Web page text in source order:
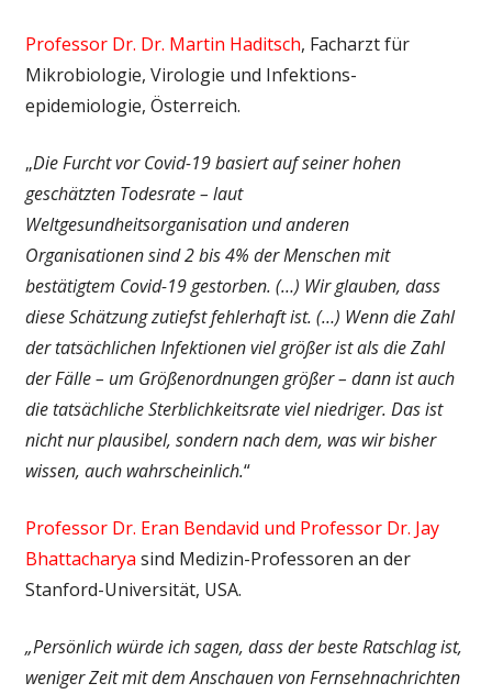
Professor Dr. Dr. Martin Haditsch, Facharzt für
Mikrobiologie, Virologie und Infektions­
epidemiologie, Österreich.
„Die Furcht vor Covid-19 basiert auf seiner hohen
geschätzten Todesrate – laut
Weltgesundheitsorganisation und anderen
Organisationen sind 2 bis 4% der Menschen mit
bestätigtem Covid-19 gestorben. (…) Wir glauben, dass
diese Schätzung zutiefst fehlerhaft ist. (…) Wenn die Zahl
der tatsächlichen Infektionen viel größer ist als die Zahl
der Fälle – um Größenordnungen größer – dann ist auch
die tatsächliche Sterblichkeitsrate viel niedriger. Das ist
nicht nur plausibel, sondern nach dem, was wir bisher
wissen, auch wahrscheinlich.“
Professor Dr. Eran Bendavid und Professor Dr. Jay
Bhattacharya sind Medizin-Professoren an der
Stanford-Universität, USA.
„Persönlich würde ich sagen, dass der beste Ratschlag ist,
weniger Zeit mit dem Anschauen von Fernsehnachrichten